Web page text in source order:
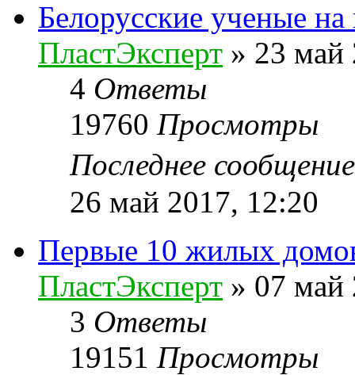
Белорусские ученые
ПластЭксперт » 23 май
4 Ответы
19760 Просмотры
Последнее
26 май 2017, 12:20
Первые 10 жилых
ПластЭксперт » 07 май
3 Ответы
19151 Просмотры